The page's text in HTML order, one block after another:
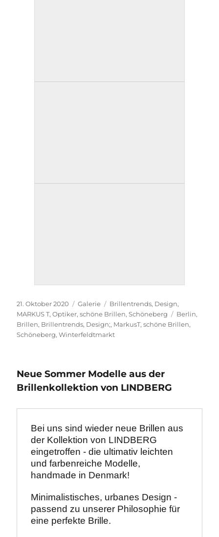
Veröffentlicht
am
21. Oktober 2020 Format
Galerie Kategorien
Brillentrends, Design,
MARKUS T,Optiker,schöne Brillen,Schöneberg Schlagwörter
Berlin,
Brillen, Brillentrends, Design;, MarkusT,schöne Brillen,
Schöneberg,Winterfeldtmarkt
Neue Sommer Modelle aus der
Brillenkollektion von LINDBERG
Bei uns sind wieder neue Brillen aus
der Kollektion von LINDBERG
eingetroffen - die ultimativ leichten
und farbenreiche Modelle,
handmade in Denmark!
Minimalistisches, urbanes Design -
passend zu unserer Philosophie für
eine perfekte Brille.